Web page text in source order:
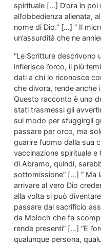
spirituale […] D’ora in poi
all’obbedienza alienata,
nome di Dio.” […] ” Il
un’assurdità che ne
“Le Scritture descrivono
infierisce l’orco, il più
dati a chi lo riconosce
che divora, rende anche
Questo racconto è uno
stati trasmessi gli
sul modo per sfuggirgli
passare per orco, ma
guarire l’uomo dalla sua
vaccinazione spirituale
di Abramo, quindi,
sottomissione” […] ” Ma
arrivare al vero Dio
alla volta si può
passare dal sacrificio
da Moloch che fa
rende presenti” […] “E
qualunque persona,